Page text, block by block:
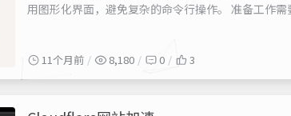
用图形化界面，避免复杂的命令行操作。 准备工作
11个月前 8,180 0 3